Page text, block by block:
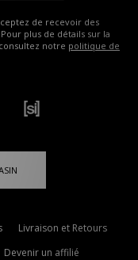
de recevoir des
plus de détails sur la
notre politique de
Livraison et Retours
Devenir un affilié